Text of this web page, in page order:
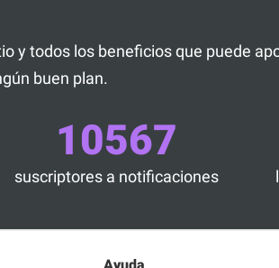
y todos los beneficios que puede
buen plan.
10567
suscriptores a notificaciones